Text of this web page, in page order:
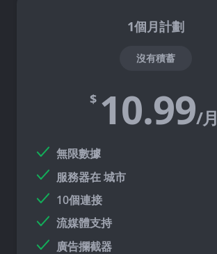
1個月計劃
沒有積蓄
$ 10.99/月
無限數據
服務器在城市
10個連接
流媒體支持
廣告攔截器